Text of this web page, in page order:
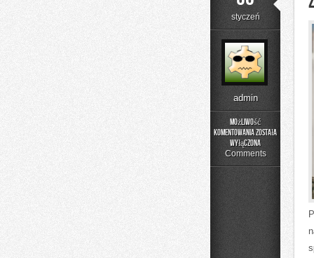
styczeń
admin
Możliwość
komentowania
Zdrowie
została
wyłączona
Comments